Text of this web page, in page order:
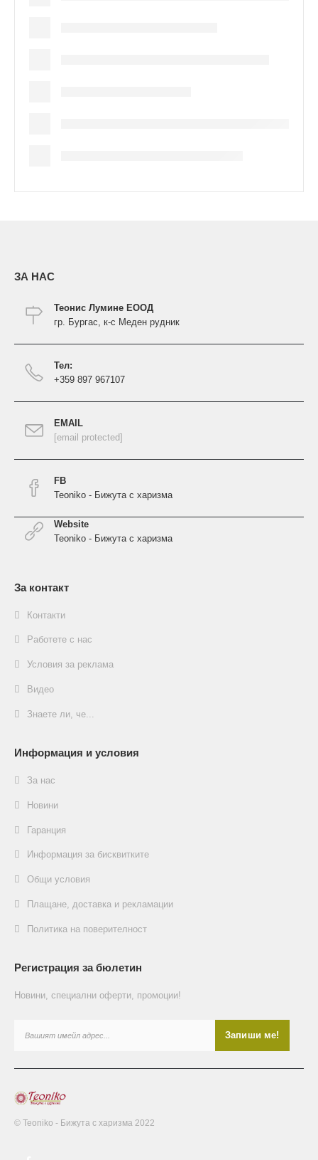
ЗА НАС
Теонис Лумине ЕООД
гр. Бургас, к-с Меден рудник
Тел:
+359 897 967107
EMAIL
[email protected]
FB
Teoniko - Бижута с харизма
Website
Teoniko - Бижута с харизма
За контакт
Контакти
Работете с нас
Условия за реклама
Видео
Знаете ли, че...
Информация и условия
За нас
Новини
Гаранция
Информация за бисквитките
Общи условия
Плащане, доставка и рекламации
Политика на поверителност
Регистрация за бюлетин
Новини, специални оферти, промоции!
© Teoniko - Бижута с харизма 2022